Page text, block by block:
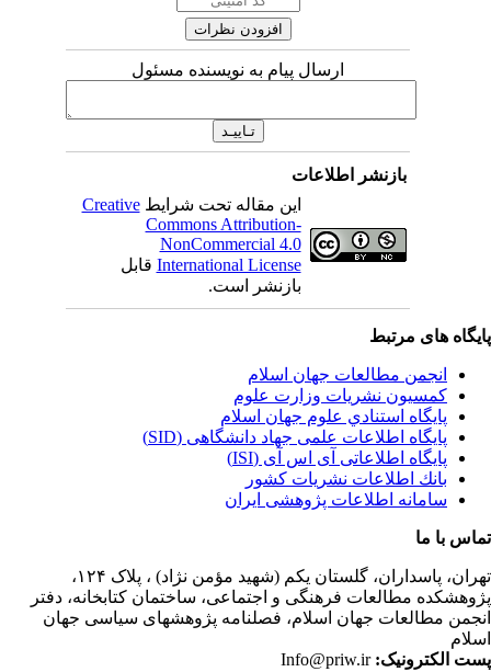
ارسال پیام به نویسنده مسئول
بازنشر اطلاعات
این مقاله تحت شرایطCreative
Commons Attribution-
NonCommercial 4.0
International Licenseقابل
بازنشر است.
های مرتبط
انجمن مطالعات جهان اسلام
کمسیون نشریات وزارت علوم
پايگاه استنادي علوم جهان اسلام
پایگاه اطلاعات علمی جهاد دانشگاهی (SID)
پایگاه اطلاعاتی آی اس آی (ISI)
بانك اطلاعات نشريات كشور
سامانه اطلاعات پژوهشی ایران
با ما
پاسداران، گلستان یکم (شهید مؤمن نژاد) ، پلاک ۱۲۴،
مطالعات فرهنگی و اجتماعی، ساختمان کتابخانه، دفتر
مطالعات جهان اسلام، فصلنامه پژوهشهای سیاسی جهان
الکترونیک:Info@priw.ir